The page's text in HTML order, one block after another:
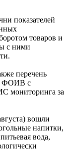
показателей
товаров и
с ними
перечень
ФОИВ с
мониторинга за
вошли
напитки,
вода,